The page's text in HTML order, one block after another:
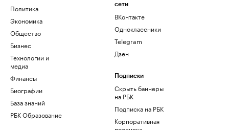
Политика
Экономика
Общество
Бизнес
Технологии и
медиа
Финансы
Биографии
База знаний
РБК Образование
сети
ВКонтакте
Одноклассники
Telegram
Дзен
Подписки
Скрыть баннеры
на РБК
Подписка на РБК
Корпоративная